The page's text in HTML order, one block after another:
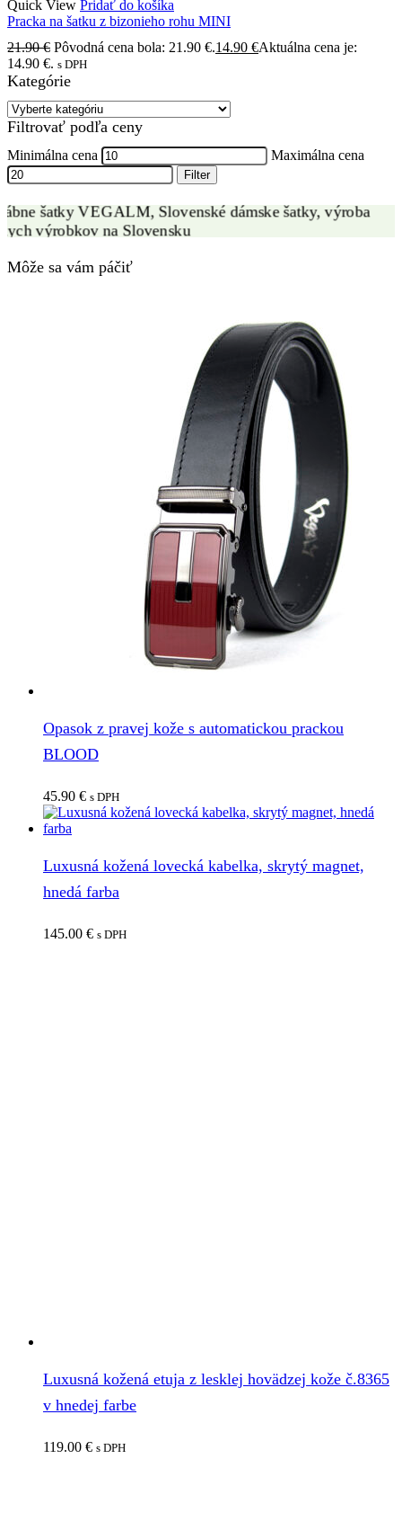
Quick View Pridať do košíka
Pracka na šatku z bizonieho rohu MINI
21.90€ Pôvodná cena bola: 21.90 €.14.90 €Aktuálna cena je:
14.90 €. s DPH
Kategórie
Filtrovať podľa ceny
Minimálna cena Maximálna cena
Filter
VÝROBA HODVÁBNYCH ŠATIEK
ZÁKAZKOVÁ VÝROBA
Môže sa vám páčiť
Opasok z pravej kože s automatickou prackou
BLOOD
45.90 € s DPH
Luxusná kožená lovecká kabelka, skrytý magnet,
hnedá farba
145.00 € s DPH
Luxusná kožená etuja z lesklej hovädzej kože č.8365
v hnedej farbe
119.00 € s DPH